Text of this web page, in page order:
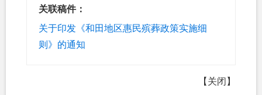
关联稿件：
关于印发《和田地区惠民殡葬政策实施细
则》的通知
【关闭】